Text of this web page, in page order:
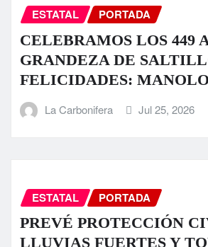
ESTATAL PORTADA
CELEBRAMOS LOS 449
GRANDEZA DE
FELICIDADES: MANOLO
La Carbonifera Jul 25, 2026
ESTATAL PORTADA
PREVÉ PROTECCIÓN
LLUVIAS FUERTES Y